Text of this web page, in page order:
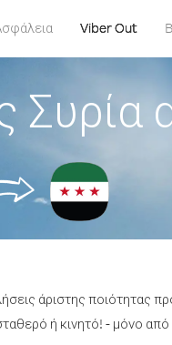
Viber Out
Συρία
άριστης ποιότητας
ή κινητό! - μόνο